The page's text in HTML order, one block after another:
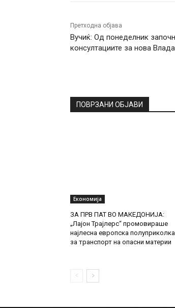
Претходна објава
Вучиќ: Од понеделник
консултациите за нова Влада
ПОВРЗАНИ ОБЈАВИ
Економија
ЗА ПРВ ПАТ ВО МАКЕДОНИЈА:
„Лајон Трајлерс“ промовираше
најлесна европска полуприколка
за транспорт на опасни материи